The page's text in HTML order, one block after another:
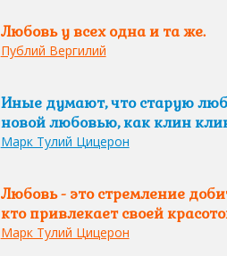
Любовь у всех одна и та же.
Публий Вергилий
Иные думают, что старую
новой любовью, как клин
Марк Тулий Цицерон
Любовь - это стремление
кто привлекает своей
Марк Тулий Цицерон